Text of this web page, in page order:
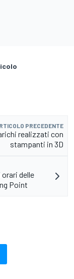
PRECEDENTE
realizzati con
stampanti in 3D
delle
Point